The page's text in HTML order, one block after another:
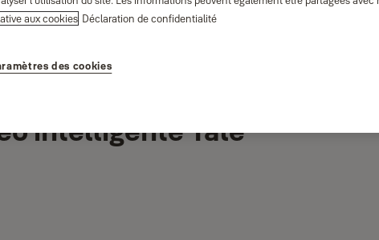
intelligente Yale
aux cookies Déclaration de confidentialité
des cookies